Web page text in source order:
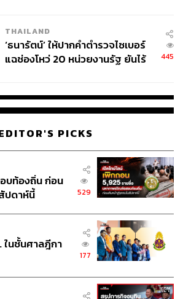
THAILAND
‘ธนารัตน์’ ให้ปากคำตำรวจไซเบอร์
แฉช่องโหว่ 20 หน่วยงานรัฐ ยันไร้
445
PICKS
บท้องถิ่น ก่อน
ปดาห์นี้
529
ในชั้นศาลฎีกา
177